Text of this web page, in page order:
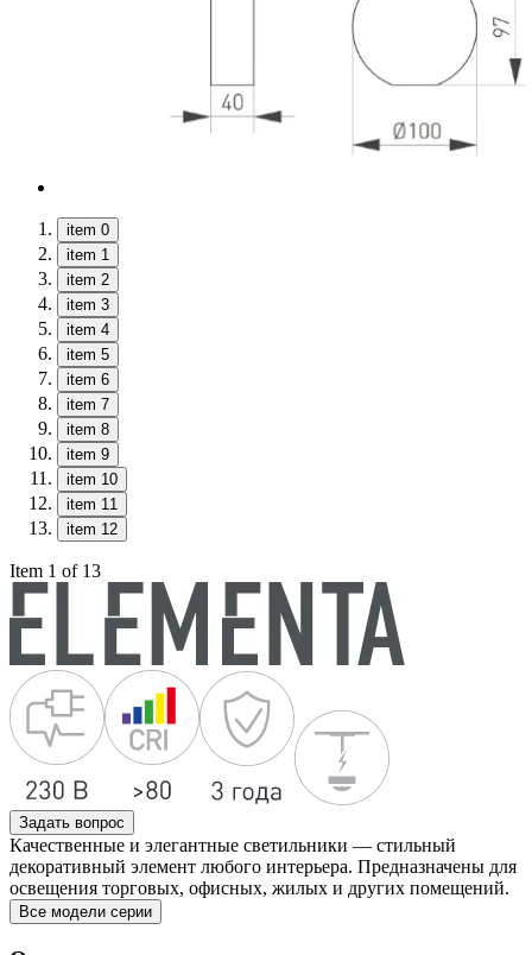
item 0
item 1
item 2
item 3
item 4
item 5
item 6
item 7
item 8
item 9
item 10
item 11
item 12
Item 1 of 13
Задать вопрос
Качественные и элегантные светильники — стильный
декоративный элемент любого интерьера. Предназначены для
освещения торговых, офисных, жилых и других помещений.
Все модели серии